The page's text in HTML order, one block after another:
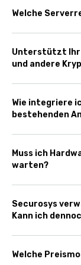
Welche
Unterstützt Ihr
und andere
Wie integriere
bestehenden
Muss ich
warten?
Securosys
Kann ich
Welche